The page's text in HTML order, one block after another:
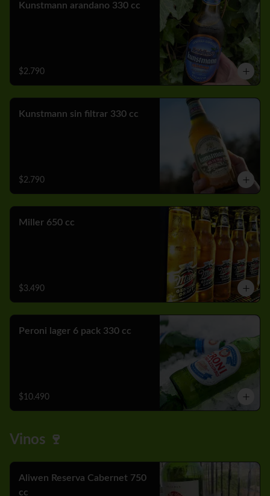
Kunstmann arandano 330 cc
$2.790
Kunstmann sin filtrar 330 cc
$2.790
Miller 650 cc
$3.490
Peroni lager 6 pack 330 cc
$10.490
Vinos 🍷
Aliwen Reserva Cabernet 750
cc